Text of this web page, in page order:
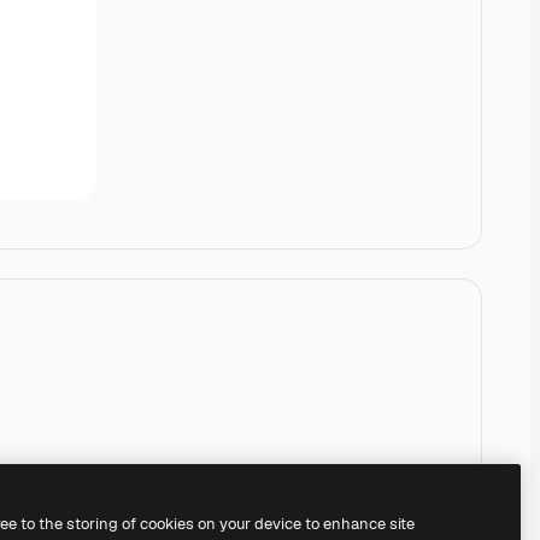
to the storing of cookies on your device to enhance site